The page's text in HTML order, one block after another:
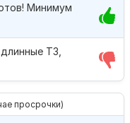
ТЗ,
Минимум
просрочки)